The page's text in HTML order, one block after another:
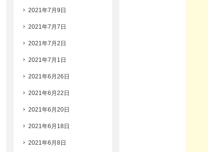
2021年7月9日
2021年7月7日
2021年7月2日
2021年7月1日
2021年6月26日
2021年6月22日
2021年6月20日
2021年6月18日
2021年6月8日